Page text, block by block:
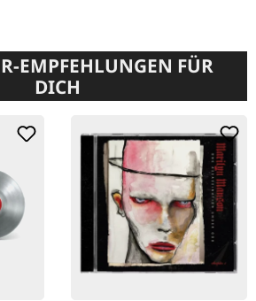
EMPFEHLUNGEN FÜR
DICH